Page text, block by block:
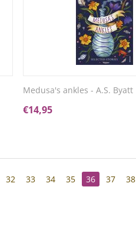
Medusa's ankles - A.S. Byatt
€14,95
32 33 34 35 36 37 38